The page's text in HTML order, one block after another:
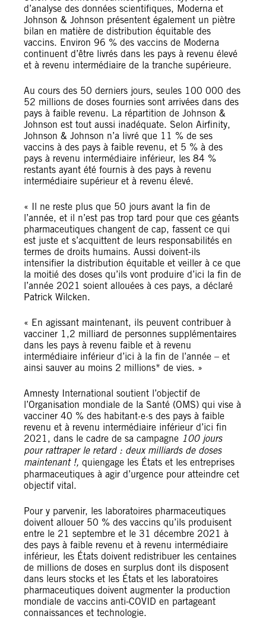
d’analyse des données scientifiques, Moderna et
Johnson & Johnson présentent également un piètre
bilan en matière de distribution équitable des
vaccins. Environ 96 % des vaccins de Moderna
continuent d’être livrés dans les pays à revenu élevé
et à revenu intermédiaire de la tranche supérieure.
Au cours des 50 derniers jours, seules 100 000 des
52 millions de doses fournies sont arrivées dans des
pays à faible revenu. La répartition de Johnson &
Johnson est tout aussi inadéquate. Selon Airfinity,
Johnson & Johnson n’a livré que 11 % de ses
vaccins à des pays à faible revenu, et 5 % à des
pays à revenu intermédiaire inférieur, les 84 %
restants ayant été fournis à des pays à revenu
intermédiaire supérieur et à revenu élevé.
« Il ne reste plus que 50 jours avant la fin de
l’année, et il n’est pas trop tard pour que ces géants
pharmaceutiques changent de cap, fassent ce qui
est juste et s’acquittent de leurs responsabilités en
termes de droits humains. Aussi doivent-ils
intensifier la distribution équitable et veiller à ce que
la moitié des doses qu’ils vont produire d’ici la fin de
l’année 2021 soient allouées à ces pays, a déclaré
Patrick Wilcken.
« En agissant maintenant, ils peuvent contribuer à
vacciner 1,2 milliard de personnes supplémentaires
dans les pays à revenu faible et à revenu
intermédiaire inférieur d’ici à la fin de l’année – et
ainsi sauver au moins 2 millions* de vies. »
Amnesty International soutient l’objectif de
l’Organisation mondiale de la Santé (OMS) qui vise à
vacciner 40 % des habitant·e·s des pays à faible
revenu et à revenu intermédiaire inférieur d’ici fin
2021, dans le cadre de sa campagne 100 jours
pour rattraper le retard : deux milliards de doses
maintenant !, quiengage les États et les entreprises
pharmaceutiques à agir d’urgence pour atteindre cet
objectif vital.
Pour y parvenir, les laboratoires pharmaceutiques
doivent allouer 50 % des vaccins qu’ils produisent
entre le 21 septembre et le 31 décembre 2021 à
des pays à faible revenu et à revenu intermédiaire
inférieur, les États doivent redistribuer les centaines
de millions de doses en surplus dont ils disposent
dans leurs stocks et les États et les laboratoires
pharmaceutiques doivent augmenter la production
mondiale de vaccins anti-COVID en partageant
connaissances et technologie.